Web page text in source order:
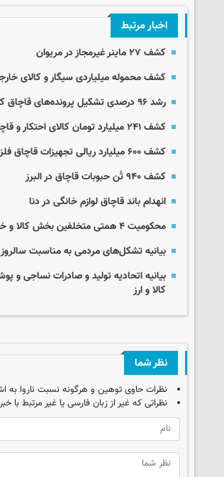
اخبار مرتبط
کشف ۲۷ ماینر غیرمجاز در مریوان
کشف محموله میلیاردی سیگار و کالای
رشد ۹۶ درصدی تشکیل پرونده‌های قاچاق کالا و ارز در کهگیلویه و بویراحمد
کشف ۲۴۱ میلیارد تومان کالای احتکار و قاچاق در تهران
کشف ۶۰۰ میلیارد ریالی تجهیزات قاچاق فلزیاب و گنج‌یاب در بانه
کشف ۹۴۰ تُن حبوبات قاچاق در البرز
انهدام باند قاچاق لوازم خانگی در دنا
محکومیت ۴ همتی متخلفین بخش کالا و خدمات در کردستان
بیانیه تشکل‌های مردمی به مناسبت سالروز
بیانیه اتحادیه تولید و صادرات نساجی و
کالا و ارز
نظر شما
نظرات حاوی توهین و هرگونه نسبت ناروا
نظراتی که غیر از زبان فارسی یا غیر مرتبط با